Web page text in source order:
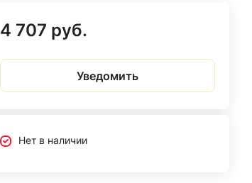
4 707 руб.
Уведомить
Нет в наличии